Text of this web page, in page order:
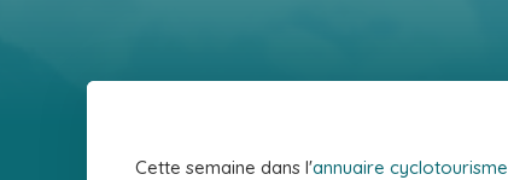
Cette semaine dans l'annuaire cyclotourisme